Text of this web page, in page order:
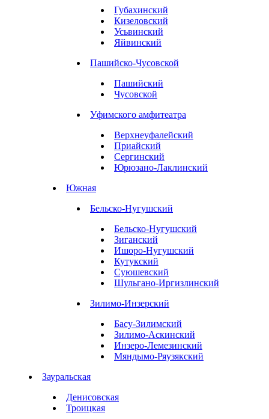
Губахинский
Кизеловский
Усьвинский
Яйвинский
Пашийско-Чусовской
Пашийский
Чусовской
Уфимского амфитеатра
Верхнеуфалейский
Приайский
Сергинский
Юрюзано-Лаклинский
Южная
Бельско-Нугушский
Бельско-Нугушский
Зиганский
Ишоро-Нугушский
Кутукский
Суюшевский
Шульгано-Иргизлинский
Зилимо-Инзерский
Басу-Зилимский
Зилимо-Аскинский
Инзеро-Лемезинский
Мяндымо-Ряузякский
Зауральская
Денисовская
Троицкая